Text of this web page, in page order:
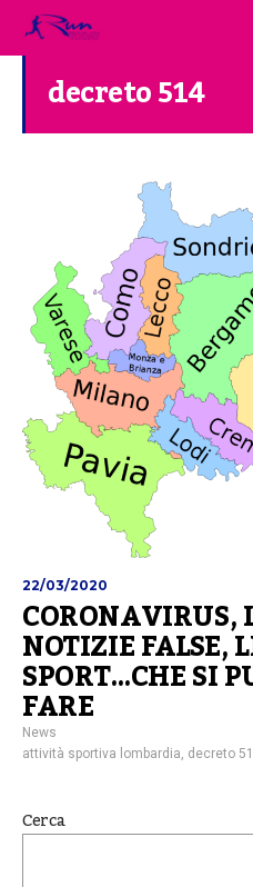
decreto 514
22/03/2020
NOTIZIE FALSE,
SPORT…CHE SI
FARE
News
attività sportiva lombardia, decreto
Cerca